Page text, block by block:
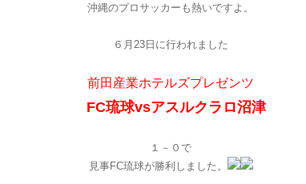
沖縄のプロサッカーも熱いですよ。
６月23日に行われました
前田産業ホテルズプレゼンツ
FC琉球vsアスルクラロ沼津
１－０で
見事FC琉球が勝利しました。